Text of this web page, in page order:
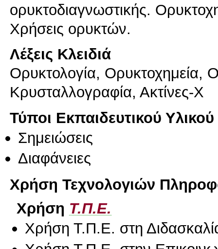
ορυκτοδιαγνωστικής.
Χρήσεις ορυκτών.
Λέξεις Κλειδιά
Ορυκτολογία, Ορυκτοχημεία,
Κρυσταλλογραφία, Ακτίνες-Χ
Τύποι Εκπαιδευτικού Υλικού
Σημειώσεις
Διαφάνειες
Χρήση Τεχνολογιών
Χρήση Τ.Π.Ε.
Χρήση Τ.Π.Ε. στη